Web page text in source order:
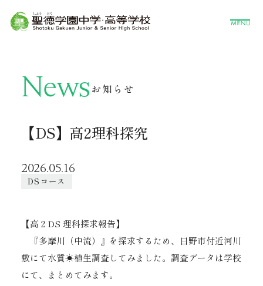
News お知らせ
【DS】高2理科探究
2026.05.16
DSコース
【高２DS 理科探求報告】
『多摩川（中流）』を探求するため、日野市付近河川
敷にて水質☀︎植生調査してみました。調査データは学校
にて、まとめてみます。